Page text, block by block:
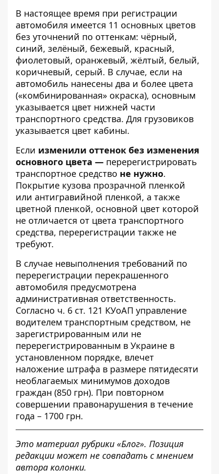
В настоящее время при регистрации
автомобиля имеется 11 основных цветов
без уточнений по оттенкам: чёрный,
синий, зелёный, бежевый, красный,
фиолетовый, оранжевый, жёлтый, белый,
коричневый, серый. В случае, если на
автомобиль нанесены два и более цвета
(«комбинированная» окраска), основным
указывается цвет нижней части
транспортного средства. Для грузовиков
указывается цвет кабины.
Если изменили оттенок без изменения
основного цвета — перерегистрировать
транспортное средство не нужно.
Покрытие кузова прозрачной пленкой
или антигравийной пленкой, а также
цветной пленкой, основной цвет которой
не отличается от цвета транспортного
средства, перерегистрации также не
требуют.
В случае невыполнения требований по
перерегистрации перекрашенного
автомобиля предусмотрена
административная ответственность.
Согласно ч. 6 ст. 121 КУоАП управление
водителем транспортным средством, не
зарегистрированным или не
перерегистрированным в Украине в
установленном порядке, влечет
наложение штрафа в размере пятидесяти
необлагаемых минимумов доходов
граждан (850 грн). При повторном
совершении правонарушения в течение
года – 1700 грн.
Это материал рубрики «Блог». Позиция
редакции может не совпадать с мнением
автора колонки.